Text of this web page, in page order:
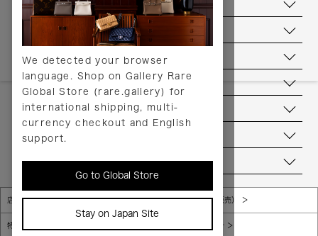
We detected your browser
language. Shop on Gallery Rare
Global Store (rare.gallery) for
international shipping, multi-
currency checkout and English
support.
Go to Global Store
Stay on Japan Site
配送について
送料について
返品について
ヘルプ
お問い合わせ
当店について
店舗一覧 販売規約（店頭販売）
特定商取引法に基づく表示 個人情報保護方針